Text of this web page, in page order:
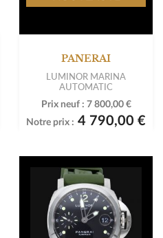
PANERAI
LUMINOR MARINA
AUTOMATIC
Prix neuf : 7 800,00 €
Notre prix : 4 790,00 €